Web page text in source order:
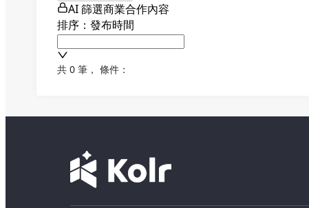
AI 篩選商業合作內容
排序：發布時間
共 0 筆 ， 條件：